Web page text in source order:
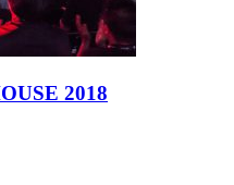
2018